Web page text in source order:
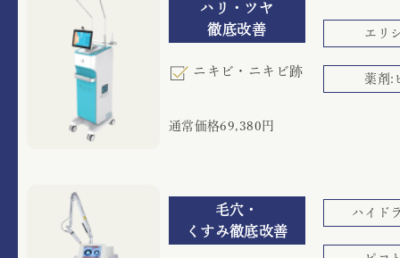
ハリ・ツヤ
徹底改善
ニキビ・ニキビ跡
通常価格69,380円
エリ
薬剤:
毛穴・
くすみ徹底改善
ハイド